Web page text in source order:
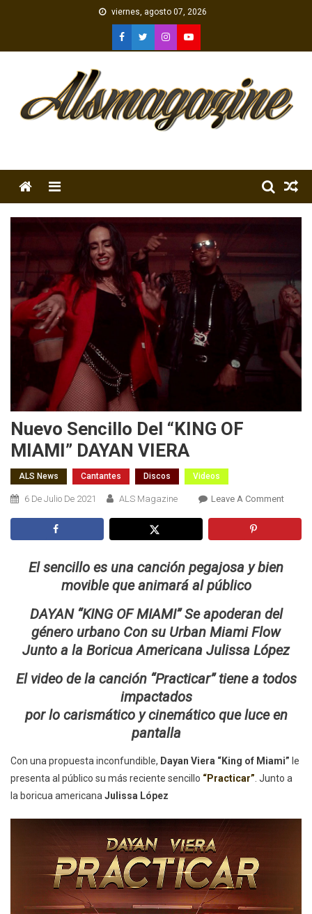
viernes, agosto 07, 2026
Menu
Nuevo Sencillo Del “KING OF
MIAMI” DAYAN VIERA
ALS News Cantantes Discos Videos
6 De Julio De 2021 ALS Magazine Leave A CommentOn
El sencillo es una canción pegajosa y bien
movible que animará al público
DAYAN “KING OF MIAMI” Se apoderan del
género urbano Con su Urban Miami Flow
Junto a la Boricua Americana Julissa López
El video de la canción “Practicar” tiene a todos
impactados
por lo carismático y cinemático que luce en
pantalla
Con una propuesta inconfundible, Dayan Viera “King of Miami” le
presenta al público su más reciente sencillo “Practicar”. Junto a
la boricua americanaJulissa López